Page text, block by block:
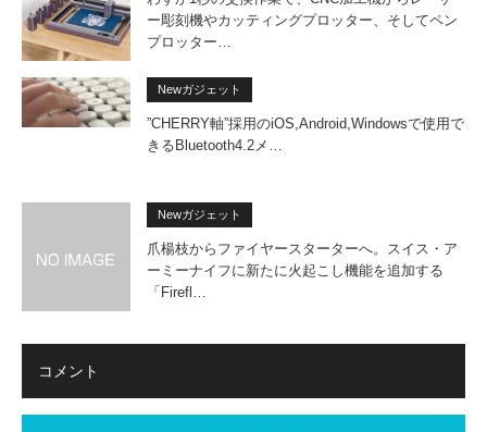
ー彫刻機やカッティングプロッター、そしてペン
プロッター…
Newガジェット
”CHERRY軸”採用のiOS,Android,Windowsで使用で
きるBluetooth4.2メ…
Newガジェット
爪楊枝からファイヤースターターへ。スイス・ア
ーミーナイフに新たに火起こし機能を追加する
「Firefl…
コメント